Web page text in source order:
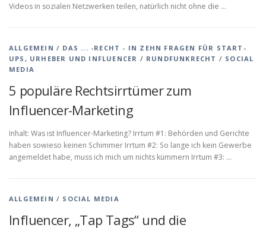
Videos in sozialen Netzwerken teilen, natürlich nicht ohne die …
ALLGEMEIN / DAS ... -RECHT - IN ZEHN FRAGEN FÜR START-
UPS, URHEBER UND INFLUENCER / RUNDFUNKRECHT / SOCIAL
MEDIA
5 populäre Rechtsirrtümer zum
Influencer-Marketing
Inhalt: Was ist Influencer-Marketing? Irrtum #1: Behörden und Gerichte
haben sowieso keinen Schimmer Irrtum #2: So lange ich kein Gewerbe
angemeldet habe, muss ich mich um nichts kümmern Irrtum #3: …
ALLGEMEIN / SOCIAL MEDIA
Influencer, „Tap Tags“ und die